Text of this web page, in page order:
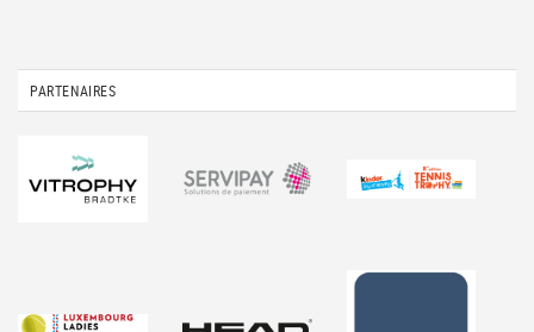
PARTENAIRES